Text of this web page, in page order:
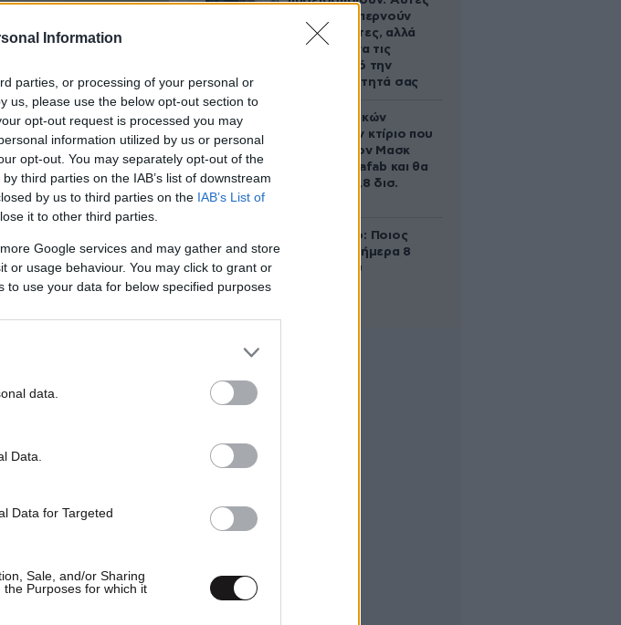
Information
parties, or processing of your personal or
us, please use the below opt-out section to
opt-out request is processed you may
information utilized by us or personal
opt-out. You may separately opt-out of the
third parties on the IAB’s list of downstream
by us to third parties on the IAB’s List of
it to other third parties.
Google services and may gather and store
or usage behaviour. You may click to grant or
use your data for below specified purposes
data.
Data.
Data for Targeted
Sale, and/or Sharing
Purposes for which it
οι τροφές, περνούν
απαρατήρητες, αλλά
καλό είναι να τις
βγάλετε από την
καθημερινότητά σας
Το φαραωνικών
διαστάσεων κτίριο που
χτίζει ο Έλον Μασκ
λέγεται Terafab και θα
κοστίσει 16,8 δισ.
Εορτολόγιο: Ποιος
γιορτάζει σήμερα 8
Αυγούστου